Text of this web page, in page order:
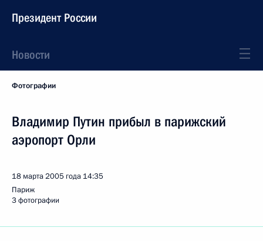
Президент России
Новости
Фотографии
Владимир Путин прибыл в парижский
аэропорт Орли
18 марта 2005 года 14:35
Париж
3 фотографии